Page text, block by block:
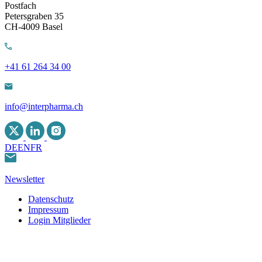
Postfach
Petersgraben 35
CH-4009 Basel
+41 61 264 34 00
info@interpharma.ch
DEENFR
Newsletter
Datenschutz
Impressum
Login Mitglieder